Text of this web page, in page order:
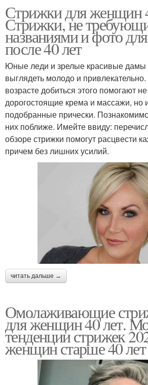
Стрижки для женщин
Стрижки, не
названиями и фото
после 40 лет
Юные леди и зрелые красивые дамы
выглядеть молодо и
возрасте добиться этого помогают
дорогостоящие крема и массажи, но
подобранные прически.
них поближе. Имейте ввиду:
обзоре стрижки помогут расцвести
причем без лишних усилий.
читать дальше →
Омолаживающие
для женщин 40 лет.
тенденции стрижек
женщин старше 40 лет